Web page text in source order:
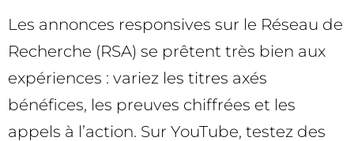
Les annonces responsives sur le Réseau de
Recherche (RSA) se prêtent très bien aux
expériences : variez les titres axés
bénéfices, les preuves chiffrées et les
appels à l’action. Sur YouTube, testez des